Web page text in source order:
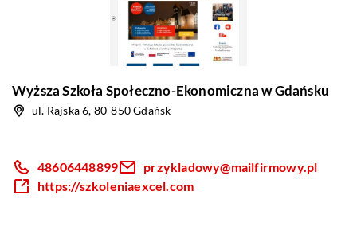
Wyższa Szkoła Społeczno-Ekonomiczna w Gdańsku
ul. Rajska 6, 80-850 Gdańsk
48606448899
przykladowy@mailfirmowy.pl
https://szkoleniaexcel.com